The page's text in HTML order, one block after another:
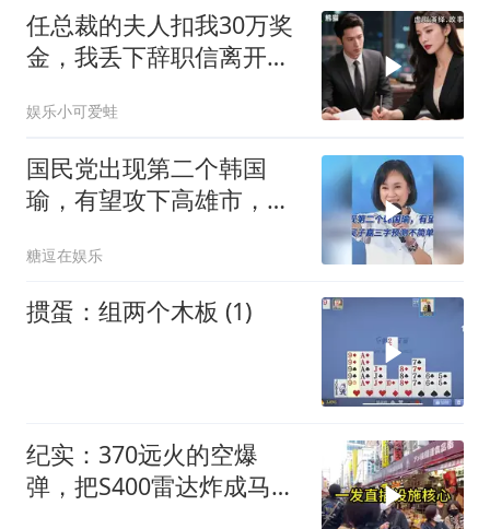
任总裁的夫人扣我30万奖
金，我丢下辞职信离开，
你签约
娱乐小可爱蛙
国民党出现第二个韩国
瑜，有望攻下高雄市，吴
糖逗在娱乐
掼蛋：组两个木板 (1)
纪实：370远火的空爆
弹，把S400雷达炸成马蜂